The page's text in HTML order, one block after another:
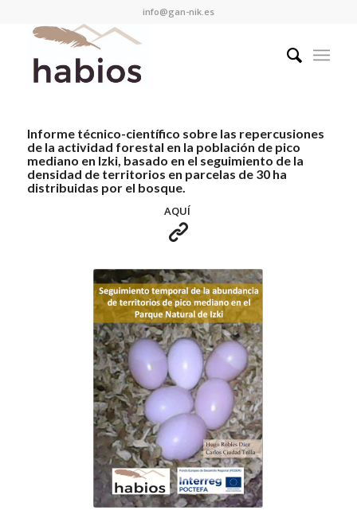
info@gan-nik.es
Informe técnico-científico sobre las repercusiones
de la actividad forestal en la población de pico
mediano en Izki, basado en el seguimiento de la
densidad de territorios en parcelas de 30 ha
distribuidas por el bosque.
AQUÍ